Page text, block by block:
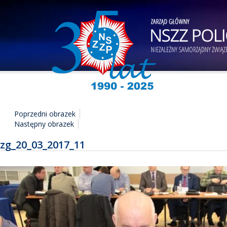
Poprzedni obrazek
Następny obrazek
zg_20_03_2017_11